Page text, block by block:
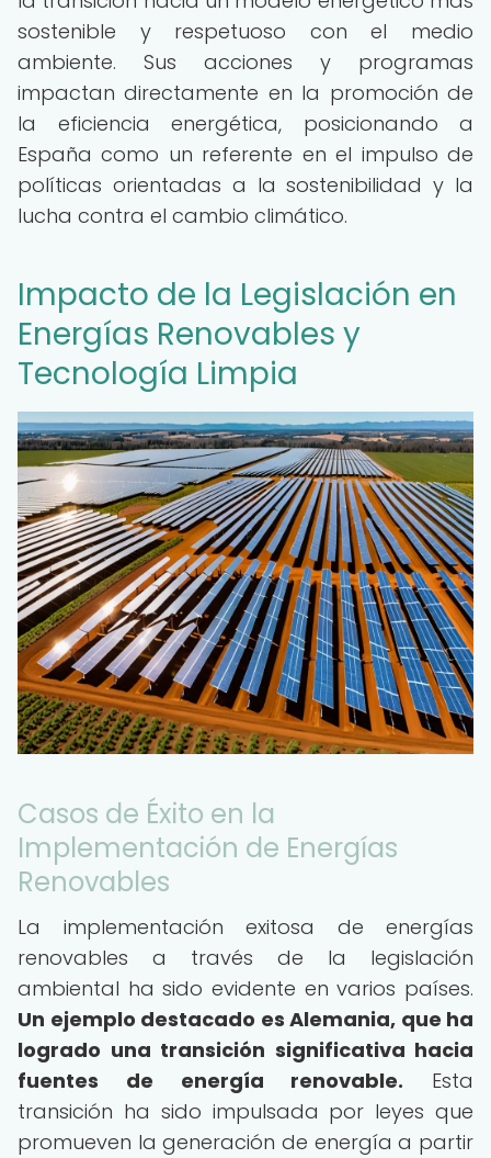
sostenible y respetuoso con el medio
ambiente. Sus acciones y programas
impactan directamente en la promoción de
la eficiencia energética, posicionando a
España como un referente en el impulso de
políticas orientadas a la sostenibilidad y la
lucha contra el cambio climático.
Impacto de la Legislación en
Energías Renovables y
Tecnología Limpia
Casos de Éxito en la
Implementación de Energías
Renovables
La implementación exitosa de energías
renovables a través de la legislación
ambiental ha sido evidente en varios países.
Un ejemplo destacado es Alemania, que ha
logrado una transición significativa hacia
fuentes de energía renovable. Esta
transición ha sido impulsada por leyes que
promueven la generación de energía a partir